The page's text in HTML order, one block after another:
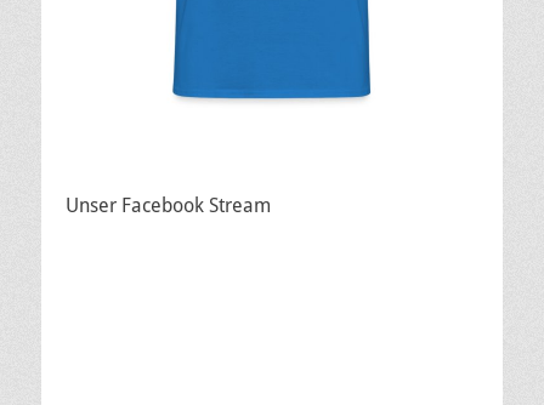
Unser Facebook Stream